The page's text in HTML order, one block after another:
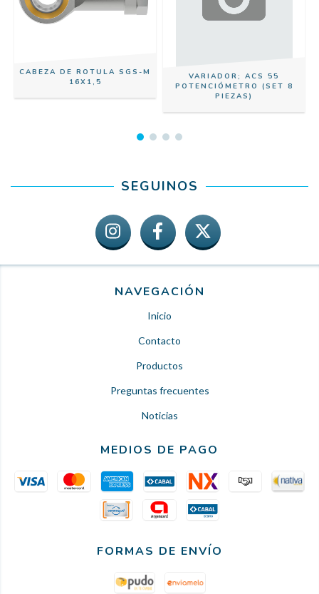
CABEZA DE ROTULA SGS-M
16X1,5
VARIADOR; ACS 55
POTENCIÓMETRO (SET 8
PIEZAS)
SEGUINOS
NAVEGACIÓN
Inicio
Contacto
Productos
Preguntas frecuentes
Noticias
MEDIOS DE PAGO
FORMAS DE ENVÍO